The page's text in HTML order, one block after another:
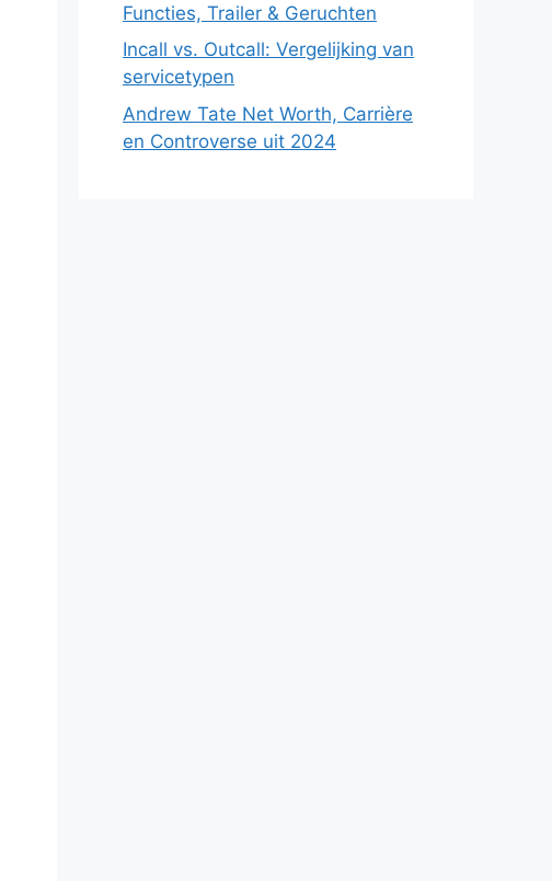
Functies, Trailer & Geruchten
Incall vs. Outcall: Vergelijking van
servicetypen
Andrew Tate Net Worth, Carrière
en Controverse uit 2024